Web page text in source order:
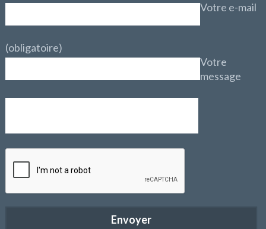
Votre e-mail
(obligatoire)
Votre
message